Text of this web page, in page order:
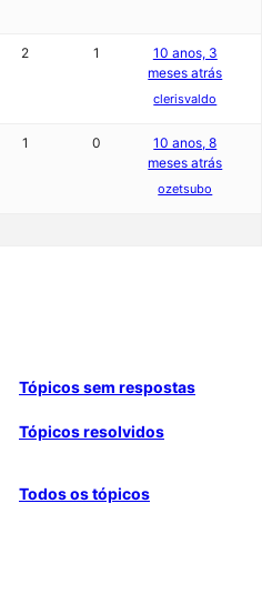
2 1
10 anos, 3
meses atrás
clerisvaldo
1 0
10 anos, 8
meses atrás
ozetsubo
Tópicos sem respostas
Tópicos resolvidos
Todos os tópicos